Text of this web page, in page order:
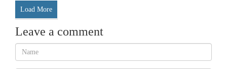
Load More
Leave a comment